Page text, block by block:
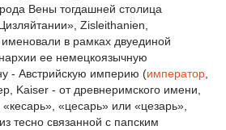
Вены тогдашней столица
Zisleithanien,
именовали в рамках двуединой
ее немецкоязычную
- Австрийскую империю (император
Kaiser - от древнеримского имени,
«цесарь» или «цезарь»,
тесно связанной с папским